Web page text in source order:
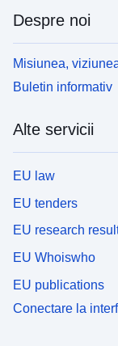
Despre noi
Misiunea,
Buletin informativ
Alte servicii
EU law
EU tenders
EU research
EU Whoiswho
EU publications
Conectare la